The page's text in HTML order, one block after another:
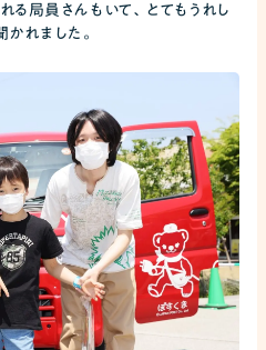
る局員さんもいて、とてもうれし
かれました。